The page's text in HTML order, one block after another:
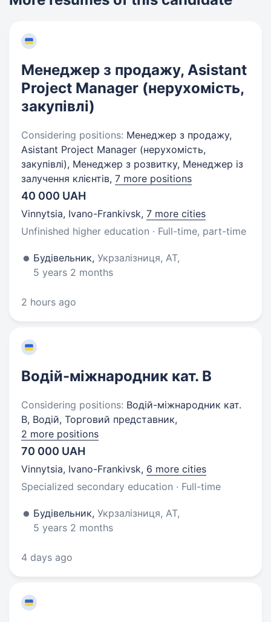
Менеджер з продажу, Asistant
Project Manager (нерухомість,
закупівлі)
Considering positions: Менеджер з продажу,
Asistant Project Manager (нерухомість,
закупівлі), Менеджер з розвитку, Менеджер із
залучення клієнтів, 7 more positions
40 000 UAH
Vinnytsia, Ivano-Frankivsk, 7 more cities
Unfinished higher education · Full-time, part-time
Будівельник, Укрзалізниця, АТ,
5 years 2 months
2 hours ago
Водій-міжнародник кат. B
Considering positions: Водій-міжнародник кат.
B, Водій, Торговий представник,
2 more positions
70 000 UAH
Vinnytsia, Ivano-Frankivsk, 6 more cities
Specialized secondary education · Full-time
Будівельник, Укрзалізниця, АТ,
5 years 2 months
4 days ago